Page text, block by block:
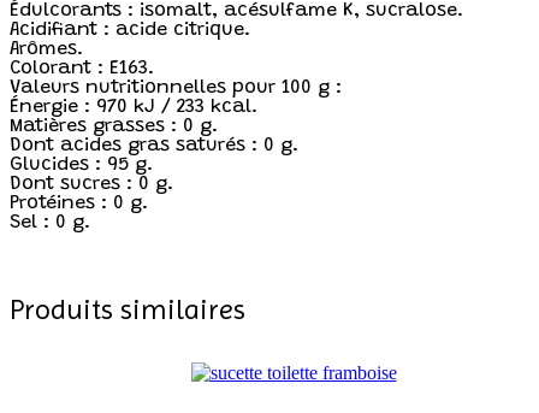
Édulcorants : isomalt, acésulfame K, sucralose.
Acidifiant : acide citrique.
Arômes.
Colorant : E163.
Valeurs nutritionnelles pour 100 g :
Énergie : 970 kJ / 233 kcal.
Matières grasses : 0 g.
Dont acides gras saturés : 0 g.
Glucides : 95 g.
Dont sucres : 0 g.
Protéines : 0 g.
Sel : 0 g.
Produits similaires